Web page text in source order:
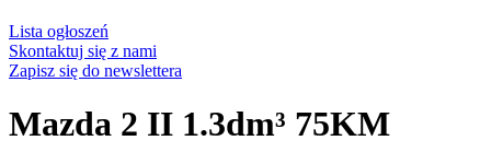
Lista ogłoszeń
Skontaktuj się z nami
Zapisz się do newslettera
Mazda 2 II 1.3dm³ 75KM